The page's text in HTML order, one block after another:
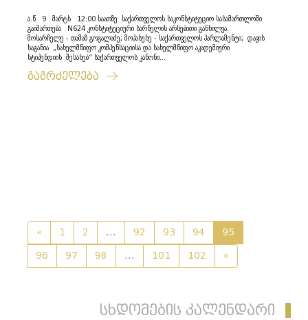
ა.წ. 9 მარტს 12:00 საათზე საქართველოს საკონსტიტუციო სასამართლოში
გაიმართება N624 კონსტიტუციური სარჩელის არსებითი განხილვა.
მოსარჩელე - თამაზ გოგალაძე; მოპასუხე - საქართველოს პარლამენტი; დავის
საგანია „სახელმწიფო კომპენსაციისა და სახელმწიფო აკადემიური
სტიპენდიის შესახებ“ საქართველოს კანონი...
გაგრძელება
« 1 2 ... 92 93 94
95
96
97 98 ... 101 102 »
სხდომების კალენდარი